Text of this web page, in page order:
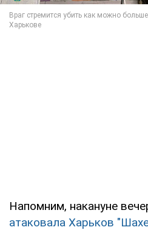
Напомним, накануне
атаковала Харьков